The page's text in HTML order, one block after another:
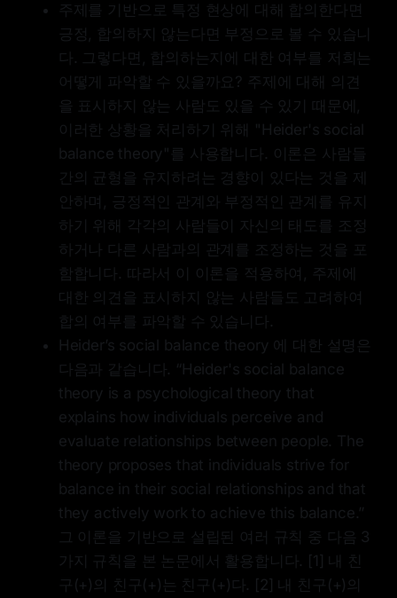
주제를 기반으로 특정 현상에 대해 합의한다면
긍정, 합의하지 않는다면 부정으로 볼 수 있습니
다. 그렇다면, 합의하는지에 대한 여부를 저희는
어떻게 파악할 수 있을까요? 주제에 대해 의견
을 표시하지 않는 사람도 있을 수 있기 때문에,
이러한 상황을 처리하기 위해 "Heider's social
balance theory"를 사용합니다. 이론은 사람들
간의 균형을 유지하려는 경향이 있다는 것을 제
안하며, 긍정적인 관계와 부정적인 관계를 유지
하기 위해 각각의 사람들이 자신의 태도를 조정
하거나 다른 사람과의 관계를 조정하는 것을 포
함합니다. 따라서 이 이론을 적용하여, 주제에
대한 의견을 표시하지 않는 사람들도 고려하여
합의 여부를 파악할 수 있습니다.
Heider’s social balance theory 에 대한 설명은
다음과 같습니다. “Heider's social balance
theory is a psychological theory that
explains how individuals perceive and
evaluate relationships between people. The
theory proposes that individuals strive for
balance in their social relationships and that
they actively work to achieve this balance.”
그 이론을 기반으로 설립된 여러 규칙 중 다음 3
가지 규칙을 본 논문에서 활용합니다. [1] 내 친
구(+)의 친구(+)는 친구(+)다. [2] 내 친구(+)의